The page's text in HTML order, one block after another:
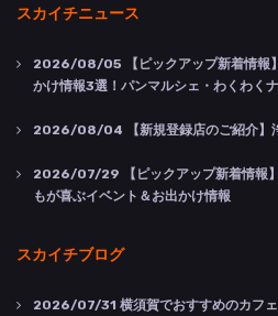
スカイチニュース
2026/08/05 【ピックアップ新着情
かけ情報3選！パンマルシェ・わくわく
2026/08/04 【新規登録店のご紹介】
2026/07/29 【ピックアップ新着情報
もが喜ぶイベント＆お出かけ情報
スカイチブログ
2026/07/31 横須賀でおすすめのカフ